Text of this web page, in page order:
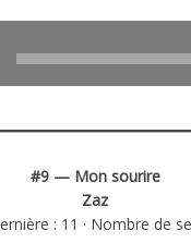
#9 — Mon sourire
Zaz
: 11 · Nombre de